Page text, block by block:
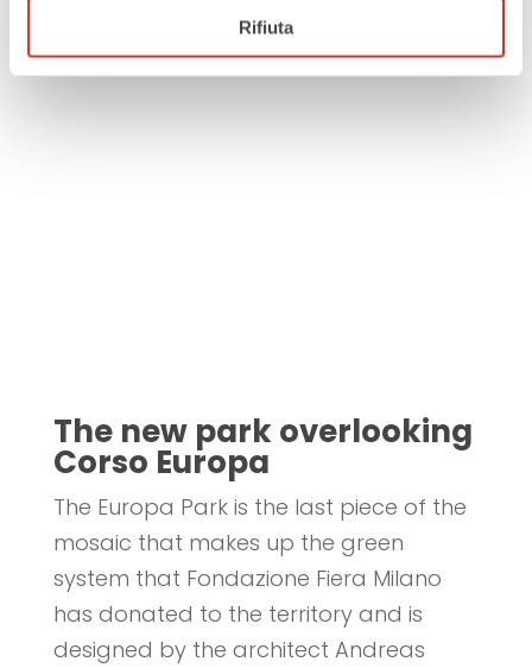
Rifiuta
The new park overlooking
Corso Europa
The Europa Park is the last piece of the
mosaic that makes up the green
system that Fondazione Fiera Milano
has donated to the territory and is
designed by the architect Andreas